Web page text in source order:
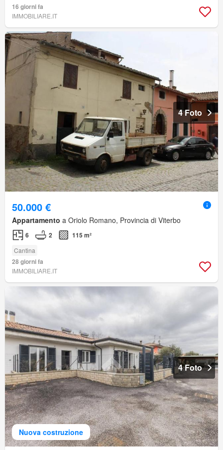
16 giorni fa
IMMOBILIARE.IT
4 Foto
50.000 €
Appartamento a Oriolo Romano, Provincia di Viterbo
6 2 115 m²
Cantina
28 giorni fa
IMMOBILIARE.IT
Nuova costruzione
4 Foto